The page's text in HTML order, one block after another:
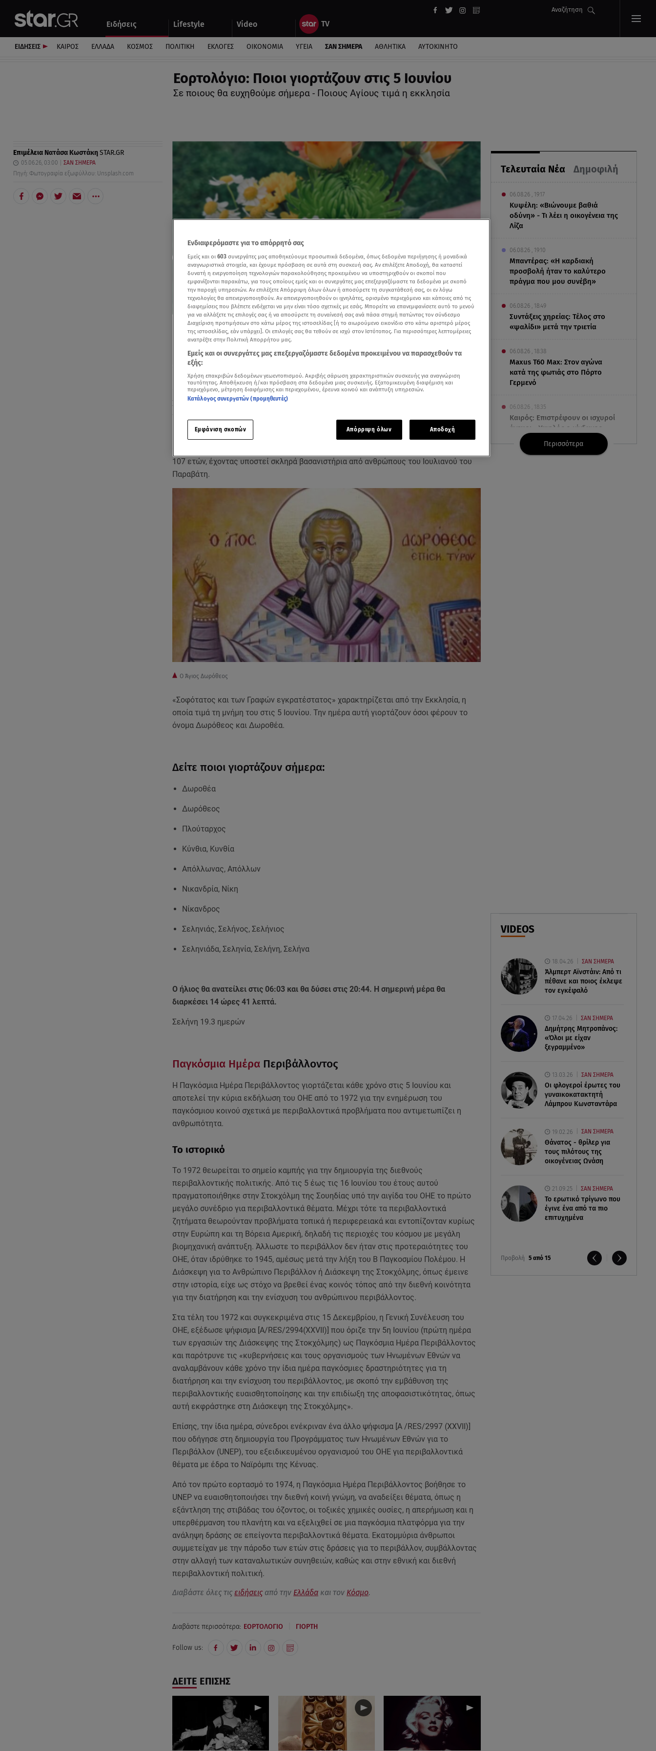
Ειδήσεις Lifestyle Video
Αναζήτηση
Αυτοκίνητο
ΕΙΔΗΣΕΙΣ ΚΑΙΡΟΣ ΕΛΛΑΔΑ ΚΟΣΜΟΣ ΠΟΛΙΤΙΚΗ ΕΚΛΟΓΕΣ ΟΙΚΟΝΟΜΙΑ ΥΓΕΙΑ ΣΑΝ ΣΗΜΕΡΑ ΑΘΛΗΤΙΚΑ ΑΥΤΟΚΙΝΗΤΟ
Εορτολόγιο: Ποιοι γιορτάζουν στις 5 Ιουνίου
Σε ποιους θα ευχηθούμε σήμερα - Ποιους Αγίους τιμά η εκκλησία
Τελευταία Νέα Δημοφιλή
06.08.26 , 19:17
Κυψέλη: «Βιώνουμε βαθιά
οδύνη» - Τι λέει η οικογένεια της
Λίζα
06.08.26 , 19:10
Μπαντέρας: «Η καρδιακή
προσβολή ήταν το καλύτερο
πράγμα που μου συνέβη»
06.08.26 , 18:49
Συντάξεις χηρείας: Τέλος στο
«ψαλίδι» μετά την τριετία
06.08.26 , 18:38
Maxus T60 Max: Στον αγώνα
κατά της φωτιάς στο Πόρτο
Γερμενό
06.08.26 , 18:35
Καιρός: Επιστρέφουν οι ισχυροί
άνεμοι - Υψηλός ο κίνδυνος
πυρκαγιάς
Έλληνας ηθοποιός: «Δεν
Περισσότερα
VIDEOS
18.04.26 ΣΑΝ ΣΗΜΕΡΑ
Άλμπερτ Αϊνστάιν: Από τι
πέθανε και ποιος έκλεψε
τον εγκέφαλό
17.04.26 ΣΑΝ ΣΗΜΕΡΑ
Δημήτρης Μητροπάνος:
«Όλοι με είχαν
ξεγραμμένο»
13.03.26 ΣΑΝ ΣΗΜΕΡΑ
Οι φλογεροί έρωτες του
γυναικοκατακτητή
Λάμπρου Κωνσταντάρα
19.02.26 ΣΑΝ ΣΗΜΕΡΑ
Θάνατος - θρίλερ για
τους πιλότους της
οικογένειας Ωνάση
21.09.25 ΣΑΝ ΣΗΜΕΡΑ
Το ερωτικό τρίγωνο που
έγινε ένα από τα πιο
επιτυχημένα
Προβολή 5 από 15
Επιμέλεια Νατάσα ΚωστάκηSTAR.GR
05.06.26, 03:00
ΣΑΝ ΣΗΜΕΡΑ
Πηγή: Φωτογραφία εξωφύλλου: Unsplash.com
Δείτε περισσότερα άρθρα μας στα αποτελέσματα αναζήτησης
Ακούστε το άρθρο3:14λεπτά
Σύμφωνα με τοΕορτολόγιο, σήμερα, Παρασκευή 5 Ιουνίου, η εκκλησία τιμά τη μνήμη
των Αγίου Δωροθέου ιερομάρτυρος, Αγίου Πλουτάρχου μάρτυρος και Αγίων δέκα
Μαρτύρων της Αιγύπτου.
107 ετών, έχοντας υποστεί σκληρά βασανιστήρια από ανθρώπους του Ιουλιανού του
Παραβάτη.
Ο Άγιος Δωρόθεος
«Σοφότατος και των Γραφών εγκρατέστατος» χαρακτηρίζεται από την Εκκλησία, η
οποία τιμά τη μνήμη του στις 5 Ιουνίου. Την ημέρα αυτή γιορτάζουν όσοι φέρουν το
όνομα Δωρόθεος και Δωροθέα.
Δείτε ποιοι γιορτάζουν σήμερα:
Δωροθέα
Δωρόθεος
Πλούταρχος
Κύνθια, Κυνθία
Απόλλωνας, Απόλλων
Νικανδρία, Νίκη
Νίκανδρος
Σεληνιάς, Σελήνος, Σελήνιος
Σεληνιάδα, Σεληνία, Σελήνη, Σελήνα
Ο ήλιος θα ανατείλει στις 06:03 και θα δύσει στις 20:44. Η σημερινή μέρα θα
διαρκέσει 14 ώρες 41 λεπτά.
Σελήνη 19.3 ημερών
Παγκόσμια ΗμέραΠεριβάλλοντος
Η Παγκόσμια Ημέρα Περιβάλλοντος γιορτάζεται κάθε χρόνο στις 5 Ιουνίου και
αποτελεί την κύρια εκδήλωση του ΟΗΕ από το 1972 για την ενημέρωση του
παγκόσμιου κοινού σχετικά με περιβαλλοντικά προβλήματα που αντιμετωπίζει η
ανθρωπότητα.
Το ιστορικό
Το 1972 θεωρείται το σημείο καμπής για την δημιουργία της διεθνούς
περιβαλλοντικής πολιτικής. Από τις 5 έως τις 16 Ιουνίου του έτους αυτού
πραγματοποιήθηκε στην Στοκχόλμη της Σουηδίας υπό την αιγίδα του ΟΗΕ το πρώτο
μεγάλο συνέδριο για περιβαλλοντικά θέματα. Μέχρι τότε τα περιβαλλοντικά
ζητήματα θεωρούνταν προβλήματα τοπικά ή περιφερειακά και εντοπίζονταν κυρίως
στην Ευρώπη και τη Βόρεια Αμερική, δηλαδή τις περιοχές του κόσμου με μεγάλη
βιομηχανική ανάπτυξη. Άλλωστε το περιβάλλον δεν ήταν στις προτεραιότητες του
ΟΗΕ, όταν ιδρύθηκε το 1945, αμέσως μετά την λήξη του Β Παγκοσμίου Πολέμου. Η
Διάσκεψη για το Ανθρώπινο Περιβάλλον ή Διάσκεψη της Στοκχόλμης, όπως έμεινε
στην ιστορία, είχε ως στόχο να βρεθεί ένας κοινός τόπος από την διεθνή κοινότητα
για την διατήρηση και την ενίσχυση του ανθρώπινου περιβάλλοντος.
Στα τέλη του 1972 και συγκεκριμένα στις 15 Δεκεμβρίου, η Γενική Συνέλευση του
ΟΗΕ, εξέδωσε ψήφισμα [A/RES/2994(XXVII)] που όριζε την 5η Ιουνίου (πρώτη ημέρα
των εργασιών της Διάσκεψης της Στοκχόλμης) ως Παγκόσμια Ημέρα Περιβάλλοντος
και παρότρυνε τις «κυβερνήσεις και τους οργανισμούς των Ηνωμένων Εθνών να
αναλαμβάνουν κάθε χρόνο την ίδια ημέρα παγκόσμιες δραστηριότητες για τη
διατήρηση και την ενίσχυση του περιβάλλοντος, με σκοπό την εμβάθυνση της
περιβαλλοντικής ευαισθητοποίησης και την επιδίωξη της αποφασιστικότητας, όπως
αυτή εκφράστηκε στη Διάσκεψη της Στοκχόλμης».
Επίσης, την ίδια ημέρα, σύνεδροι ενέκριναν ένα άλλο ψήφισμα [A /RES/2997 (XXVII)]
που οδήγησε στη δημιουργία του Προγράμματος των Ηνωμένων Εθνών για το
Περιβάλλον (UNEP), του εξειδικευμένου οργανισμού του ΟΗΕ για περιβαλλοντικά
θέματα με έδρα το Ναϊρόμπι της Κένυας.
Από τoν πρώτο εορτασμό το 1974, η Παγκόσμια Ημέρα Περιβάλλοντος βοήθησε το
UNEP να ευαισθητοποιήσει την διεθνή κοινή γνώμη, να αναδείξει θέματα, όπως η
εξάντληση της στιβάδας του όζοντος, οι τοξικές χημικές ουσίες, η απερήμωση και η
υπερθέρμανση του πλανήτη και να εξελιχθεί σε μια παγκόσμια πλατφόρμα για την
ανάληψη δράσης σε επείγοντα περιβαλλοντικά θέματα. Εκατομμύρια άνθρωποι
συμμετείχαν με την πάροδο των ετών στις δράσεις για το περιβάλλον, συμβάλλοντας
στην αλλαγή των καταναλωτικών συνηθειών, καθώς και στην εθνική και διεθνή
περιβαλλοντική πολιτική.
Διαβάστε όλες τις ειδήσειςαπό την Ελλάδακαι τον Κόσμο.
Διαβάστε περισσότερα: ΕΟΡΤΟΛΟΓΙΟ ΓΙΟΡΤΗ
Follow us:
ΔΕΙΤΕ ΕΠΙΣΗΣ
Ενδιαφερόμαστε για το απόρρητό σας
Εμείς και οι 603 συνεργάτες μας αποθηκεύουμε προσωπικά δεδομένα, όπως δεδομένα περιήγησης ή μοναδικά
αναγνωριστικά στοιχεία, και έχουμε πρόσβαση σε αυτά στη συσκευή σας. Αν επιλέξετε Αποδοχή, θα καταστεί
δυνατή η ενεργοποίηση τεχνολογιών παρακολούθησης προκειμένου να υποστηριχθούν οι σκοποί που
εμφανίζονται παρακάτω, για τους οποίους εμείς και οι συνεργάτες μας επεξεργαζόμαστε τα δεδομένα με σκοπό
την παροχή υπηρεσιών. Αν επιλέξετε Απόρριψη όλων όλων ή αποσύρετε τη συγκατάθεσή σας, οι εν λόγω
τεχνολογίες θα απενεργοποιηθούν. Αν απενεργοποιηθούν οι ιχνηλάτες, ορισμένο περιεχόμενο και κάποιες από τις
διαφημίσεις που βλέπετε ενδέχεται να μην είναι τόσο σχετικές με εσάς. Μπορείτε να επανεμφανίσετε αυτό το μενού
για να αλλάξετε τις επιλογές σας ή να αποσύρετε τη συναίνεσή σας ανά πάσα στιγμή πατώντας τον σύνδεσμο
Διαχείριση προτιμήσεων στο κάτω μέρος της ιστοσελίδας [ή το αιωρούμενο εικονίδιο στο κάτω αριστερό μέρος
της ιστοσελίδας, εάν υπάρχει]. Οι επιλογές σας θα τεθούν σε ισχύ στον Ιστότοπος. Για περισσότερες λεπτομέρειες
ανατρέξτε στην Πολιτική Απορρήτου μας.
Εμείς και οι συνεργάτες μας επεξεργαζόμαστε δεδομένα προκειμένου να παρασχεθούν τα
εξής:
Χρήση επακριβών δεδομένων γεωεντοπισμού. Ακριβής σάρωση χαρακτηριστικών συσκευής για αναγνώριση
ταυτότητας. Αποθήκευση ή/και πρόσβαση στα δεδομένα μιας συσκευής. Εξατομικευμένη διαφήμιση και
περιεχόμενο, μέτρηση διαφήμισης και περιεχομένου, έρευνα κοινού και ανάπτυξη υπηρεσιών.
Κατάλογος συνεργατών (προμηθευτές)
Εμφάνιση σκοπών Απόρριψη όλων Αποδοχή